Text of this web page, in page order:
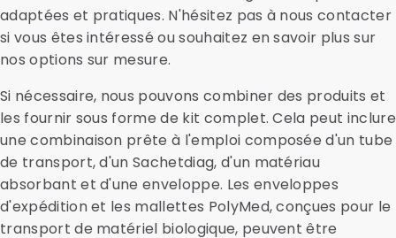
adaptées et pratiques. N'hésitez pas à nous contacter
si vous êtes intéressé ou souhaitez en savoir plus sur
nos options sur mesure.
Si nécessaire, nous pouvons combiner des produits et
les fournir sous forme de kit complet. Cela peut inclure
une combinaison prête à l'emploi composée d'un tube
de transport, d'un Sachetdiag, d'un matériau
absorbant et d'une enveloppe. Les enveloppes
d'expédition et les mallettes PolyMed, conçues pour le
transport de matériel biologique, peuvent être